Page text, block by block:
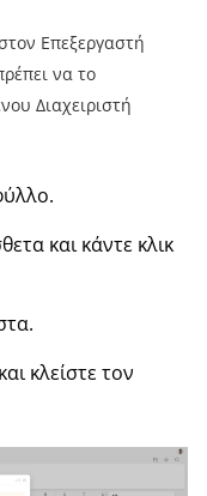
Επεξεργαστή
να το
Διαχειριστή
και κάντε κλικ
κλείστε τον